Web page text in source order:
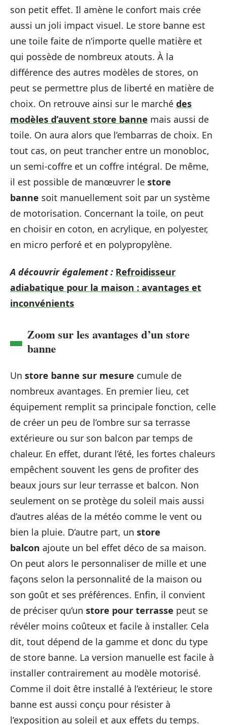
son petit effet. Il amène le confort mais crée
aussi un joli impact visuel. Le store banne est
une toile faite de n’importe quelle matière et
qui possède de nombreux atouts. À la
différence des autres modèles de stores, on
peut se permettre plus de liberté en matière de
choix. On retrouve ainsi sur le marché des
modèles d’auvent store banne mais aussi de
toile. On aura alors que l’embarras de choix. En
tout cas, on peut trancher entre un monobloc,
un semi-coffre et un coffre intégral. De même,
il est possible de manœuvrer le store
banne soit manuellement soit par un système
de motorisation. Concernant la toile, on peut
en choisir en coton, en acrylique, en polyester,
en micro perforé et en polypropylène.
A découvrir également : Refroidisseur
adiabatique pour la maison : avantages et
inconvénients
Zoom sur les avantages d’un store
banne
Un store banne sur mesure cumule de
nombreux avantages. En premier lieu, cet
équipement remplit sa principale fonction, celle
de créer un peu de l’ombre sur sa terrasse
extérieure ou sur son balcon par temps de
chaleur. En effet, durant l’été, les fortes chaleurs
empêchent souvent les gens de profiter des
beaux jours sur leur terrasse et balcon. Non
seulement on se protège du soleil mais aussi
d’autres aléas de la météo comme le vent ou
bien la pluie. D’autre part, un store
balcon ajoute un bel effet déco de sa maison.
On peut alors le personnaliser de mille et une
façons selon la personnalité de la maison ou
son goût et ses préférences. Enfin, il convient
de préciser qu’un store pour terrasse peut se
révéler moins coûteux et facile à installer. Cela
dit, tout dépend de la gamme et donc du type
de store banne. La version manuelle est facile à
installer contrairement au modèle motorisé.
Comme il doit être installé à l’extérieur, le store
banne est aussi conçu pour résister à
l’exposition au soleil et aux effets du temps.